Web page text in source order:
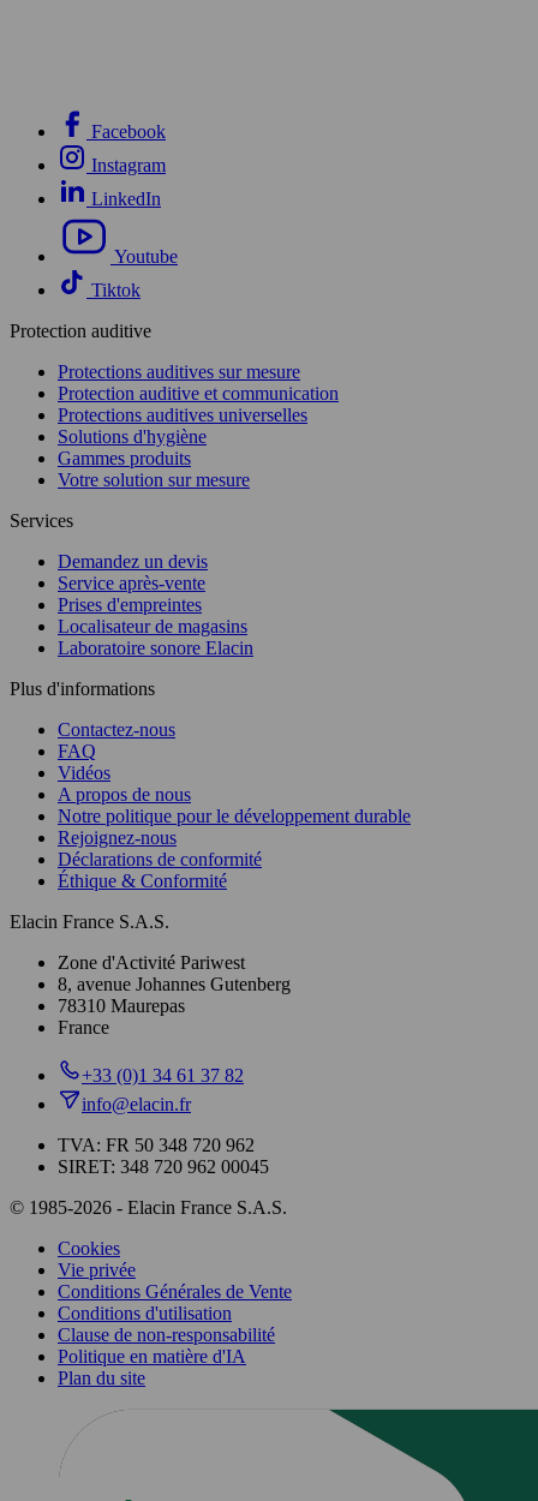
Facebook
Instagram
LinkedIn
Youtube
Tiktok
Protection auditive
Protections auditives sur mesure
Protection auditive et communication
Protections auditives universelles
Solutions d'hygiène
Gammes produits
Votre solution sur mesure
Services
Demandez un devis
Service après-vente
Prises d'empreintes
Localisateur de magasins
Laboratoire sonore Elacin
Plus d'informations
Contactez-nous
FAQ
Vidéos
A propos de nous
Notre politique pour le développement durable
Rejoignez-nous
Déclarations de conformité
Éthique & Conformité
Elacin France S.A.S.
Zone d'Activité Pariwest
8, avenue Johannes Gutenberg
78310 Maurepas
France
+33 (0)1 34 61 37 82
info@elacin.fr
TVA: FR 50 348 720 962
SIRET: 348 720 962 00045
© 1985-2026 - Elacin France S.A.S.
Cookies
Vie privée
Conditions Générales de Vente
Conditions d'utilisation
Clause de non-responsabilité
Politique en matière d'IA
Plan du site